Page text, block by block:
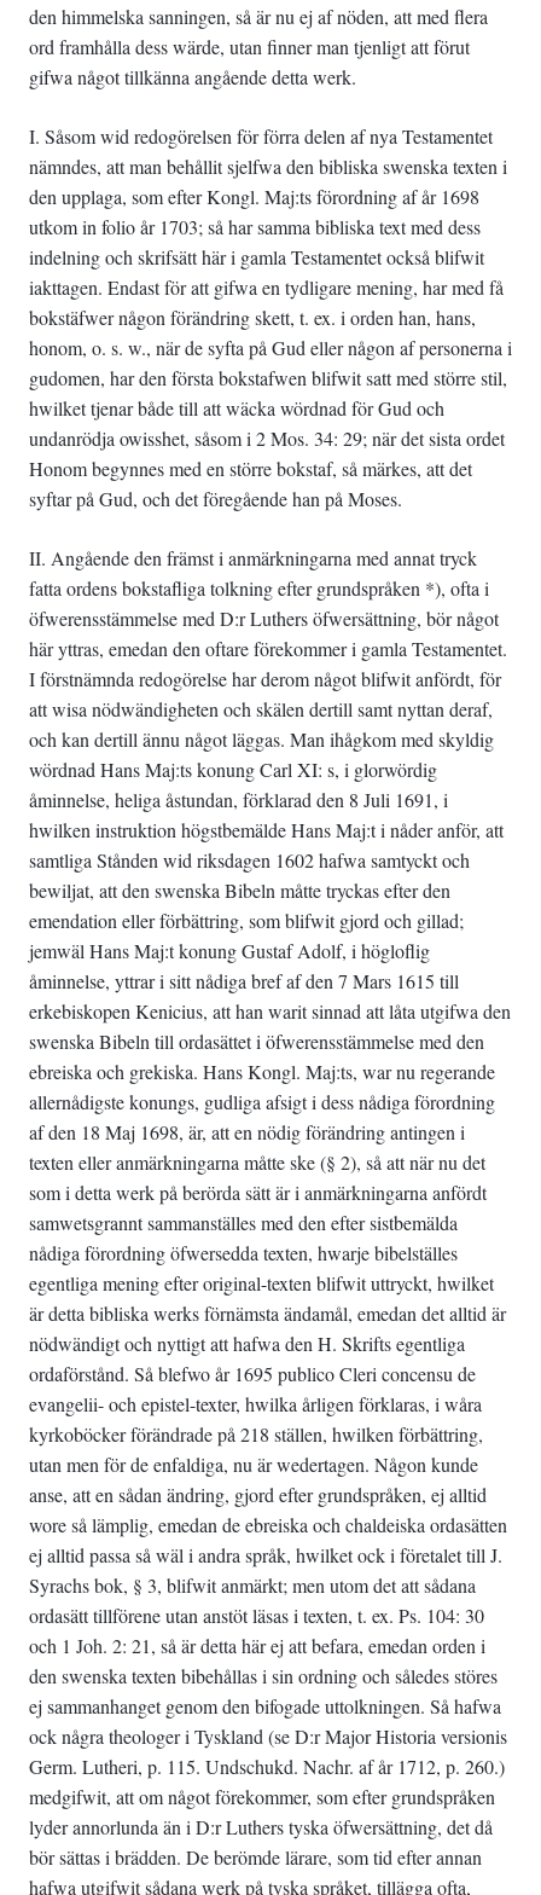
den himmelska sanningen, så är nu ej af nöden, att med flera
ord framhålla dess wärde, utan finner man tjenligt att förut
gifwa något tillkänna angående detta werk.
I. Såsom wid redogörelsen för förra delen af nya Testamentet
nämndes, att man behållit sjelfwa den bibliska swenska texten i
den upplaga, som efter Kongl. Maj:ts förordning af år 1698
utkom in folio år 1703; så har samma bibliska text med dess
indelning och skrifsätt här i gamla Testamentet också blifwit
iakttagen. Endast för att gifwa en tydligare mening, har med få
bokstäfwer någon förändring skett, t. ex. i orden han, hans,
honom, o. s. w., när de syfta på Gud eller någon af personerna i
gudomen, har den första bokstafwen blifwit satt med större stil,
hwilket tjenar både till att wäcka wördnad för Gud och
undanrödja owisshet, såsom i 2 Mos. 34: 29; när det sista ordet
Honom begynnes med en större bokstaf, så märkes, att det
syftar på Gud, och det föregående han på Moses.
II. Angående den främst i anmärkningarna med annat tryck
fatta ordens bokstafliga tolkning efter grundspråken *), ofta i
öfwerensstämmelse med D:r Luthers öfwersättning, bör något
här yttras, emedan den oftare förekommer i gamla Testamentet.
I förstnämnda redogörelse har derom något blifwit anfördt, för
att wisa nödwändigheten och skälen dertill samt nyttan deraf,
och kan dertill ännu något läggas. Man ihågkom med skyldig
wördnad Hans Maj:ts konung Carl XI: s, i glorwördig
åminnelse, heliga åstundan, förklarad den 8 Juli 1691, i
hwilken instruktion högstbemälde Hans Maj:t i nåder anför, att
samtliga Stånden wid riksdagen 1602 hafwa samtyckt och
bewiljat, att den swenska Bibeln måtte tryckas efter den
emendation eller förbättring, som blifwit gjord och gillad;
jemwäl Hans Maj:t konung Gustaf Adolf, i högloflig
åminnelse, yttrar i sitt nådiga bref af den 7 Mars 1615 till
erkebiskopen Kenicius, att han warit sinnad att låta utgifwa den
swenska Bibeln till ordasättet i öfwerensstämmelse med den
ebreiska och grekiska. Hans Kongl. Maj:ts, war nu regerande
allernådigste konungs, gudliga afsigt i dess nådiga förordning
af den 18 Maj 1698, är, att en nödig förändring antingen i
texten eller anmärkningarna måtte ske (§ 2), så att när nu det
som i detta werk på berörda sätt är i anmärkningarna anfördt
samwetsgrannt sammanställes med den efter sistbemälda
nådiga förordning öfwersedda texten, hwarje bibelställes
egentliga mening efter original-texten blifwit uttryckt, hwilket
är detta bibliska werks förnämsta ändamål, emedan det alltid är
nödwändigt och nyttigt att hafwa den H. Skrifts egentliga
ordaförstånd. Så blefwo år 1695 publico Cleri concensu de
evangelii- och epistel-texter, hwilka årligen förklaras, i wåra
kyrkoböcker förändrade på 218 ställen, hwilken förbättring,
utan men för de enfaldiga, nu är wedertagen. Någon kunde
anse, att en sådan ändring, gjord efter grundspråken, ej alltid
wore så lämplig, emedan de ebreiska och chaldeiska ordasätten
ej alltid passa så wäl i andra språk, hwilket ock i företalet till J.
Syrachs bok, § 3, blifwit anmärkt; men utom det att sådana
ordasätt tillförene utan anstöt läsas i texten, t. ex. Ps. 104: 30
och 1 Joh. 2: 21, så är detta här ej att befara, emedan orden i
den swenska texten bibehållas i sin ordning och således störes
ej sammanhanget genom den bifogade uttolkningen. Så hafwa
ock några theologer i Tyskland (se D:r Major Historia versionis
Germ. Lutheri, p. 115. Undschukd. Nachr. af år 1712, p. 260.)
medgifwit, att om något förekommer, som efter grundspråken
lyder annorlunda än i D:r Luthers tyska öfwersättning, det då
bör sättas i brädden. De berömde lärare, som tid efter annan
hafwa utgifwit sådana werk på tyska språket, tillägga ofta,